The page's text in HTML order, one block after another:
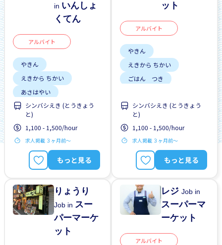
in いんしょ
くてん
アルバイト
やきん
えきから ちかい
あさはやい
ごはん つき
みじかいじかん
こうつうひ あり
ざんぎょう おおい
シンバシえき (とうきょう
と)
1,100 - 1,500/hour
求人掲載 ３ヶ月前〜
もっと見る
ット
アルバイト
やきん
えきから ちかい
ごはん つき
こうつうひ あり
リーダーになれる
ざんぎょう おおい
がいこくじんが いる
シンバシえき (とうきょう
と)
1,100 - 1,500/hour
求人掲載 ３ヶ月前〜
もっと見る
りょうり
Job in スー
パーマーケ
ット
レジJob in
スーパーマ
ーケット
アルバイト